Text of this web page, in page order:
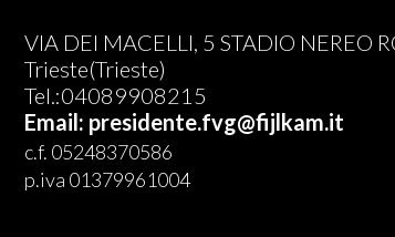
VIA DEI MACELLI, 5 STADIO NEREO
Trieste(Trieste)
Tel.:04089908215
Email: presidente.fvg@fijlkam.it
c.f. 05248370586
p.iva 01379961004